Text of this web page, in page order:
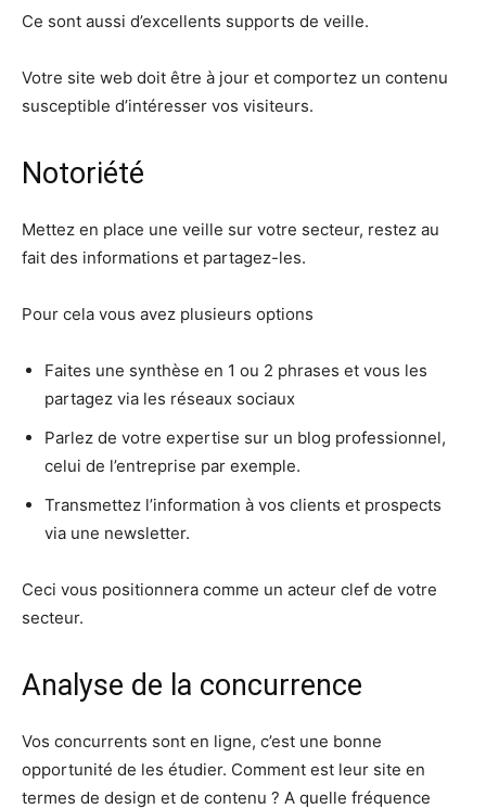
Ce sont aussi d’excellents supports de veille.
Votre site web doit être à jour et comportez un contenu
susceptible d’intéresser vos visiteurs.
Notoriété
Mettez en place une veille sur votre secteur, restez au
fait des informations et partagez-les.
Pour cela vous avez plusieurs options
Faites une synthèse en 1 ou 2 phrases et vous les
partagez via les réseaux sociaux
Parlez de votre expertise sur un blog professionnel,
celui de l’entreprise par exemple.
Transmettez l’information à vos clients et prospects
via une newsletter.
Ceci vous positionnera comme un acteur clef de votre
secteur.
Analyse de la concurrence
Vos concurrents sont en ligne, c’est une bonne
opportunité de les étudier. Comment est leur site en
termes de design et de contenu ? A quelle fréquence